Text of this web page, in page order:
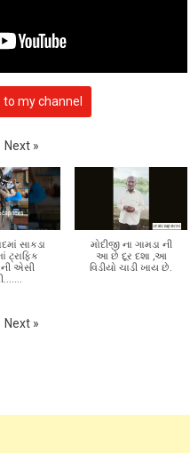
my channel
Next »
સાકડા
ટ્રાફિક
એસી
મોદીજી ના ગામડા ની
આ છે દૂર દશા ,આ
વિડીયો ચાડી ખાય છે.
Next »